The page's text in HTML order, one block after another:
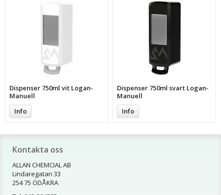
Dispenser 750ml vit Logan-
Manuell
Info
Dispenser 750ml svart Logan-
Manuell
Info
Kontakta oss
ALLAN CHEMCIAL AB
Lindaregatan 33
254 75 ÖDÅKRA